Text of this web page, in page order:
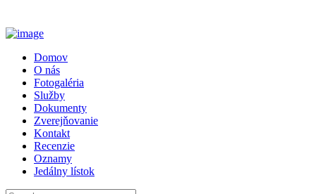
Domov
O nás
Fotogaléria
Služby
Dokumenty
Zverejňovanie
Kontakt
Recenzie
Oznamy
Jedálny lístok